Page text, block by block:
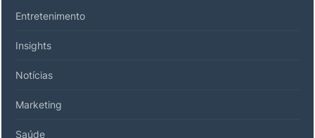
Entretenimento
Insights
Notícias
Marketing
Saúde